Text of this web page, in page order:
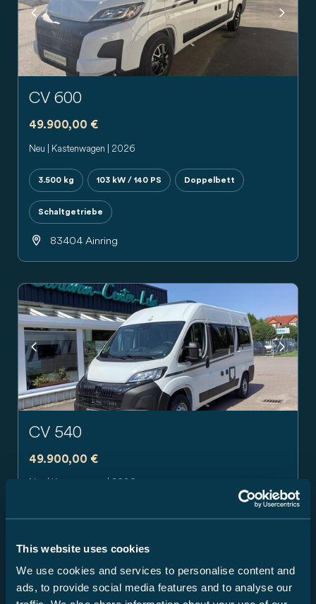
This website uses cookies
We use cookies and services to personalise content and
ads, to provide social media features and to analyse our
Previous Next
CV 600
49.900,00 €
Neu | Kastenwagen | 2026
3.500 kg 103 kW / 140 PS Doppelbett
Schaltgetriebe
83404 Ainring
Previous Next
CV 540
49.900,00 €
Neu | Kastenwagen | 2026
Schaltgetriebe
06849 Dessau-Roßlau